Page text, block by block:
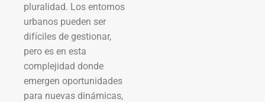
pluralidad. Los entornos
urbanos pueden ser
difíciles de gestionar,
pero es en esta
complejidad donde
emergen oportunidades
para nuevas dinámicas,